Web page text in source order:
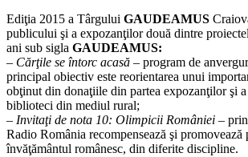
Ediţia 2015 a Târgului GAUDEAMUS
publicului şi a expozanţilor două dintre
ani sub sigla GAUDEAMUS:
– Cărţile se întorc acasă – program de
principal obiectiv este reorientarea unui
obţinut din donaţiile din partea expozanţilor şi
biblioteci din mediul rural;
– Invitaţi de nota 10: Olimpicii României –
Radio România recompensează şi
învăţământul românesc, din diferite discipline.